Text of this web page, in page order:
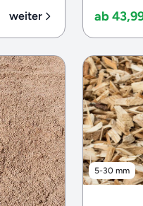
weiter ab
5-30 mm